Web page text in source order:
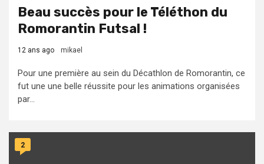
Beau succès pour le Téléthon du
Romorantin Futsal !
12 ans ago mikael
Pour une première au sein du Décathlon de Romorantin, ce
fut une une belle réussite pour les animations organisées
par...
2